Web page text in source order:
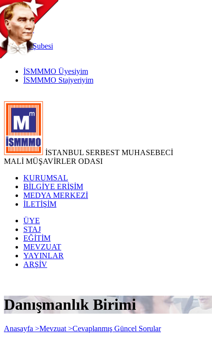
TR
|
EN
İnternetŞubesi
İSMMMO Üyesiyim
İSMMMO Stajyeriyim
İSTANBUL SERBEST MUHASEBECİ
MALİ MÜŞAVİRLER ODASI
KURUMSAL
BİLGİYE ERİŞİM
MEDYA MERKEZİ
İLETİŞİM
ÜYE
STAJ
EĞİTİM
MEVZUAT
YAYINLAR
ARŞİV
Danışmanlık Birimi
Anasayfa >Mevzuat >Cevaplanmış Güncel Sorular